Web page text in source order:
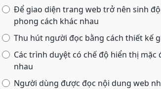
Để giao diện trang web trở nên sinh
phong cách khác nhau
Thu hút người đọc bằng cách thiết kế
Các trình duyệt có chế độ hiển thị
nhau
Người dùng được đọc nội dung web